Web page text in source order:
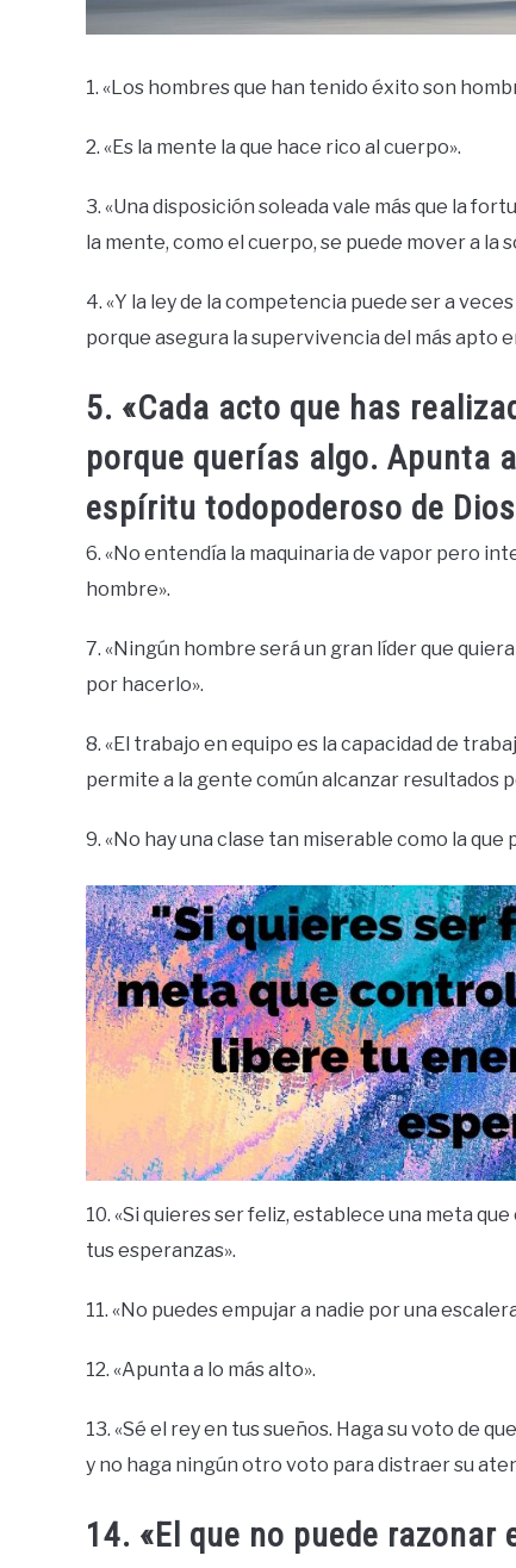
1. «Los hombres que han tenido éxito son
2. «Es la mente la que hace rico al cuerpo».
3. «Una disposición soleada vale más que la
la mente, como el cuerpo, se puede mover a la
4. «Y la ley de la competencia puede ser a
porque asegura la supervivencia del más apto
5. «Cada acto que has
porque querías algo. Apunta
espíritu todopoderoso de
6. «No entendía la maquinaria de vapor pero
hombre».
7. «Ningún hombre será un gran líder que
por hacerlo».
8. «El trabajo en equipo es la capacidad de
permite a la gente común alcanzar resultados
9. «No hay una clase tan miserable como la que
10. «Si quieres ser feliz, establece una meta
tus esperanzas».
11. «No puedes empujar a nadie por una
12. «Apunta a lo más alto».
13. «Sé el rey en tus sueños. Haga su voto de
y no haga ningún otro voto para distraer su
14. «El que no puede